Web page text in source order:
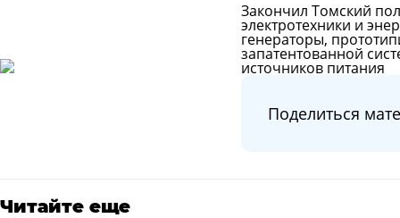
Закончил Томский
электротехники и
генераторы,
запатентованной
источников питания
Поделиться
Читайте еще